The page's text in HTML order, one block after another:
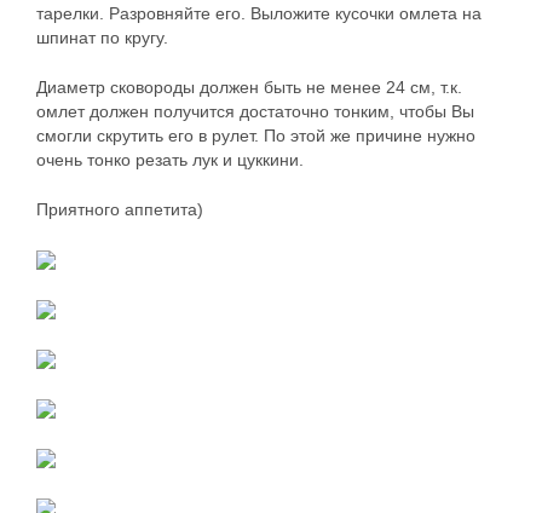
тарелки. Разровняйте его. Выложите кусочки омлета на
шпинат по кругу.
Диаметр сковороды должен быть не менее 24 см, т.к.
омлет должен получится достаточно тонким, чтобы Вы
смогли скрутить его в рулет. По этой же причине нужно
очень тонко резать лук и цуккини.
Приятного аппетита)